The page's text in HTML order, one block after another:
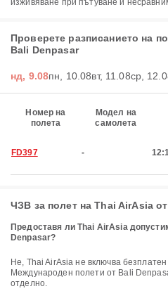
изживяване при пътуване и
Проверете разписанието на
Bali Denpasar
нд, 9.08пн, 10.08вт, 11.08ср,
Номер на
полета
Модел на
самолета
FD397 -
ЧЗВ за полет на Thai AirAsia
Предоставя ли Thai AirAsia
Denpasar?
Не, Thai AirAsia не включва безплатен багаж за Домашен &
Международен полети от Bali
отделно.